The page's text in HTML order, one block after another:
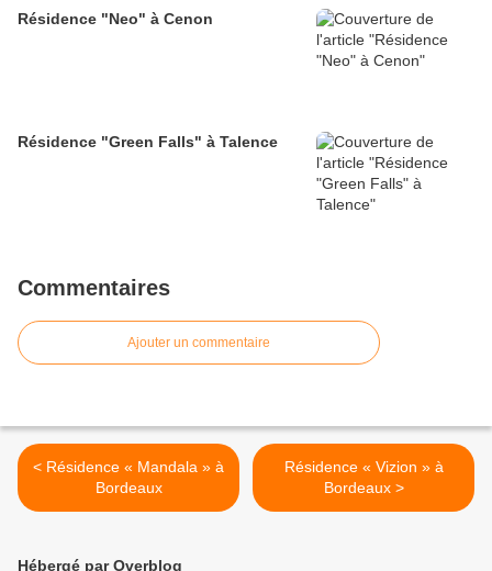
Résidence "Neo" à Cenon
Résidence "Green Falls" à Talence
Commentaires
Ajouter un commentaire
< Résidence « Mandala » à
Bordeaux
Résidence « Vizion » à
Bordeaux >
Hébergé par Overblog